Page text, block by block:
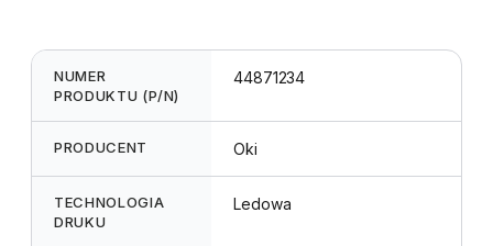
NUMER
PRODUKTU (P/N)
44871234
PRODUCENT Oki
TECHNOLOGIA
DRUKU
Ledowa